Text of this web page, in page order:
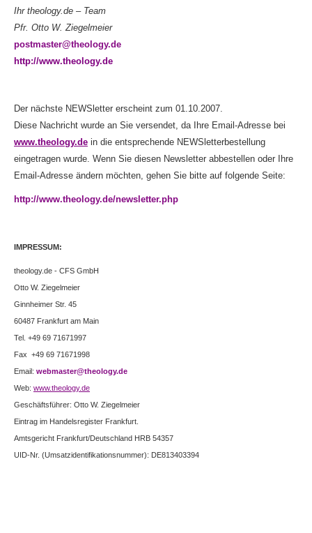
Ihr theology.de – Team
Pfr. Otto W. Ziegelmeier
postmaster@theology.de
http://www.theology.de
Der nächste NEWSletter erscheint zum 01.10.2007.
Diese Nachricht wurde an Sie versendet, da Ihre Email-Adresse bei
www.theology.de in die entsprechende NEWSletterbestellung
eingetragen wurde. Wenn Sie diesen Newsletter abbestellen oder Ihre
Email-Adresse ändern möchten, gehen Sie bitte auf folgende Seite:
http://www.theology.de/newsletter.php
IMPRESSUM:
theology.de - CFS GmbH
Otto W. Ziegelmeier
Ginnheimer Str. 45
60487 Frankfurt am Main
Tel. +49 69 71671997
Fax +49 69 71671998
Email: webmaster@theology.de
Web: www.theology.de
Geschäftsführer: Otto W. Ziegelmeier
Eintrag im Handelsregister Frankfurt.
Amtsgericht Frankfurt/Deutschland HRB 54357
UID-Nr. (Umsatzidentifikationsnummer): DE813403394